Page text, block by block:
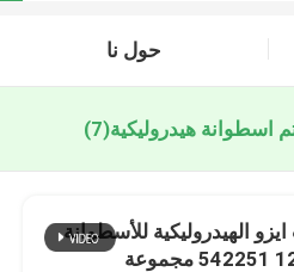
حول نا
هيدروليكية(7)
الهيدروليكية للأسطوانة
125/80 542251 مجموعة